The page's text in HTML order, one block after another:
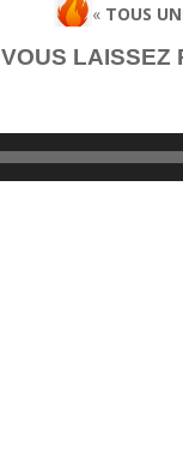
« TOUS
LAISSEZ